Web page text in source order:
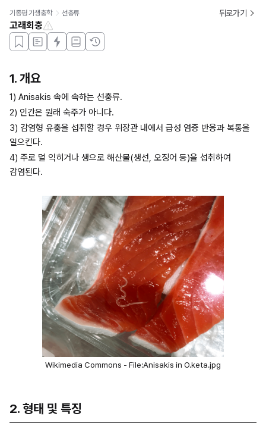
기종평 기생충학 선충류 뒤로가기
고래회충
1. 개요
1) Anisakis 속에 속하는 선충류.
2) 인간은 원래 숙주가 아니다.
3) 감염형 유충을 섭취할 경우 위장관 내에서 급성 염증 반응과 복통을
일으킨다.
4) 주로 덜 익히거나 생으로 해산물(생선, 오징어 등)을 섭취하여
감염된다.
Wikimedia Commons - File:Anisakis in O.keta.jpg
2. 형태 및 특징